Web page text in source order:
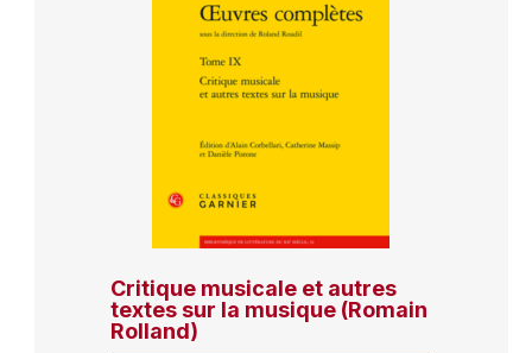
Critique musicale et autres
textes sur la musique (Romain
Rolland)